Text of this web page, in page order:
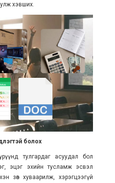
хэвших.
болох
тулгардаг асуудал бол
эцэг эхийн тусламж эсвэл
зөв хуваарилж, хэрэгцээгүй